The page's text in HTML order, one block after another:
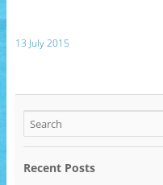
13 July 2015
Recent Posts